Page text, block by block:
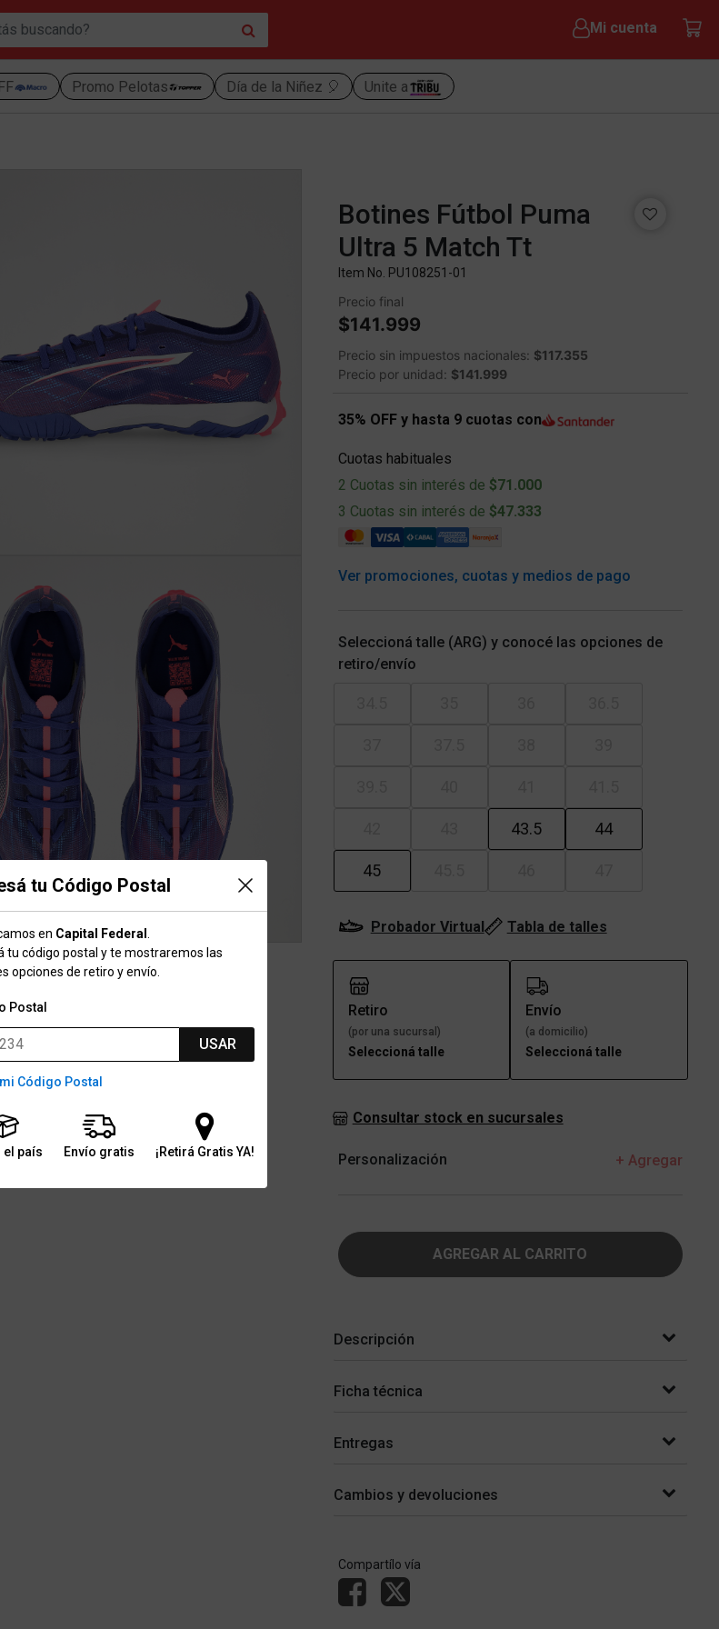
Mi cuenta
Promo Pelotas Día de la Niñez 🎈 Unite a
tu Código Postal
en Capital Federal
tu código postal y te mostraremos las
opciones de retiro y envío.
Postal
USAR
Código Postal
el país Envío gratis ¡Retirá Gratis YA!
Botines Fútbol Puma
Ultra 5 Match Tt
Item No. PU108251-01
Precio final
$141.999
Precio sin impuestos nacionales: $117.355
Precio por unidad: $141.999
35% OFF y hasta 9 cuotas con
Cuotas habituales
2 Cuotas sin interés de $71.000
3 Cuotas sin interés de $47.333
Ver promociones, cuotas y medios de pago
Seleccioná talle (ARG) y conocé las opciones de
retiro/envío
43.5 44
45
Probador Virtual Tabla de talles
Retiro
(por una sucursal)
Seleccioná talle
Envío
(a domicilio)
Seleccioná talle
Consultar stock en sucursales
Personalización + Agregar
AGREGAR AL CARRITO
Descripción
Ficha técnica
Entregas
Cambios y devoluciones
Compartílo vía